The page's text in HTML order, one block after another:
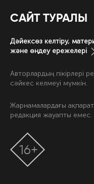
САЙТ ТУРАЛЫ
Дәйексөз келтіру,
және өңдеу ережелері
Авторлардың пікірлері
сәйкес келмеуі мүмкін.
Жарнамалардағы
редакция жауапты емес.
16+